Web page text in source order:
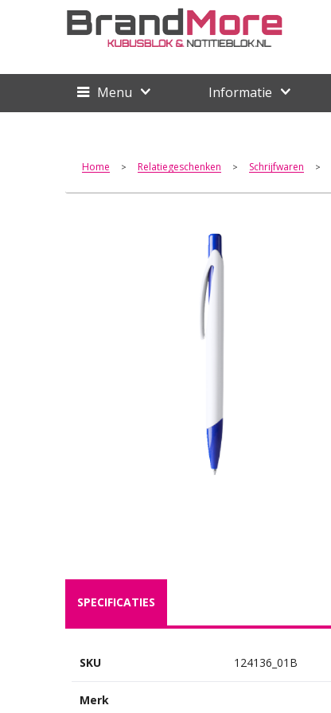
Menu Informatie
Home > Relatiegeschenken > Schrijfwaren >
SPECIFICATIES
SKU 124136_01B
Merk